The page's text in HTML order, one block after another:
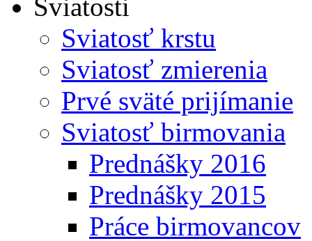
Sviatosti
Sviatosť krstu
Sviatosť zmierenia
Prvé sväté prijímanie
Sviatosť birmovania
Prednášky 2016
Prednášky 2015
Práce birmovancov